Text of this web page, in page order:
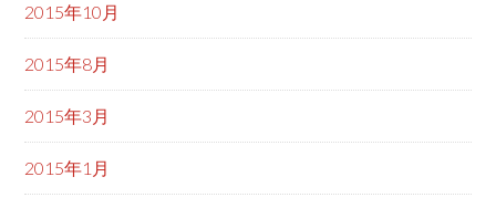
2015年10月
2015年8月
2015年3月
2015年1月